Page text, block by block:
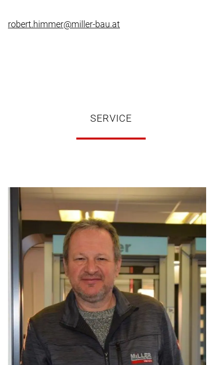
robert.himmer@miller-bau.at
SERVICE